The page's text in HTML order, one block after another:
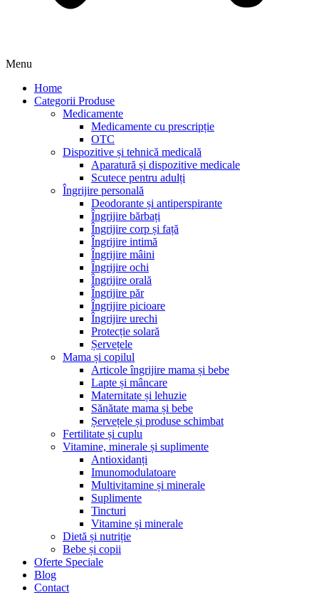
Menu
Home
Categorii Produse
Medicamente
Medicamente cu prescripție
OTC
Dispozitive și tehnică medicală
Aparatură și dispozitive medicale
Scutece pentru adulți
Îngrijire personală
Deodorante și antiperspirante
Îngrijire bărbați
Îngrijire corp și față
Îngrijire intimă
Îngrijire mâini
Îngrijire ochi
Îngrijire orală
Îngrijire păr
Îngrijire picioare
Îngrijire urechi
Protecție solară
Șervețele
Mama și copilul
Articole îngrijire mama și bebe
Lapte și mâncare
Maternitate și lehuzie
Sănătate mama și bebe
Șervețele și produse schimbat
Fertilitate și cuplu
Vitamine, minerale și suplimente
Antioxidanți
Imunomodulatoare
Multivitamine și minerale
Suplimente
Tincturi
Vitamine și minerale
Dietă și nutriție
Bebe și copii
Oferte Speciale
Blog
Contact